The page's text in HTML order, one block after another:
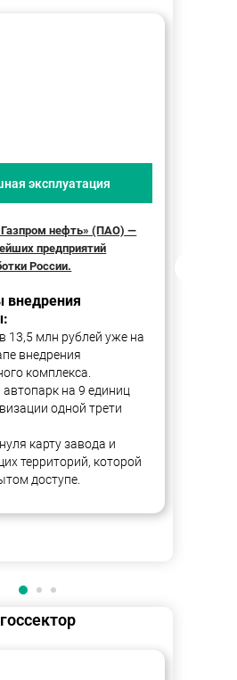
эксплуатация
нефть» (ПАО) —
предприятий
России.
внедрения
13,5 млн рублей уже на
внедрения
комплекса.
на 9 единиц
одной трети
карту завода и
территорий, которой
доступе.
госсектор